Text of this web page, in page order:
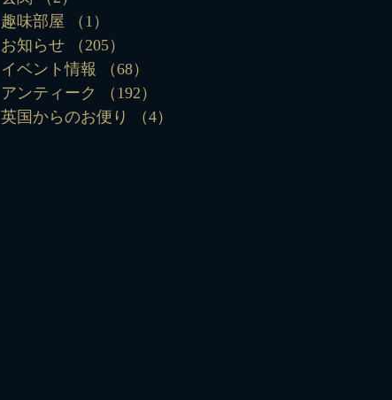
趣味部屋
（1）
お知らせ
（205）
イベント情報
（68）
アンティーク
（192）
英国からのお便り
（4）